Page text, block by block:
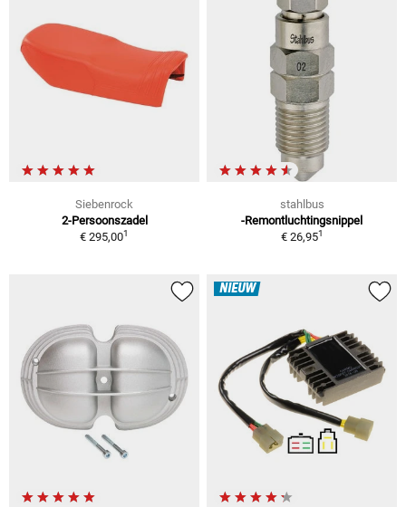
Siebenrock
2-Persoonszadel
€ 295,001
stahlbus
-Remontluchtingsnippel
€ 26,951
NIEUW